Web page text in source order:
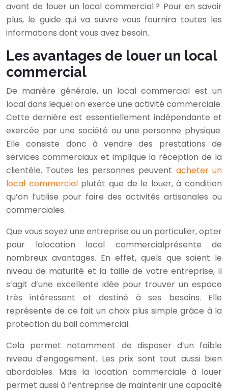
avant de louer un local commercial ? Pour en savoir
plus, le guide qui va suivre vous fournira toutes les
informations dont vous avez besoin.
Les avantages de louer un local
commercial
De manière générale, un local commercial est un
local dans lequel on exerce une activité commerciale.
Cette dernière est essentiellement indépendante et
exercée par une société ou une personne physique.
Elle consiste donc à vendre des prestations de
services commerciaux et implique la réception de la
clientèle. Toutes les personnes peuvent acheter un
local commercialplutôt que de le louer, à condition
qu’on l’utilise pour faire des activités artisanales ou
commerciales.
Que vous soyez une entreprise ou un particulier, opter
pour lalocation local commercialprésente de
nombreux avantages. En effet, quels que soient le
niveau de maturité et la taille de votre entreprise, il
s’agit d’une excellente idée pour trouver un espace
très intéressant et destiné à ses besoins. Elle
représente de ce fait un choix plus simple grâce à la
protection du bail commercial.
Cela permet notamment de disposer d’un faible
niveau d’engagement. Les prix sont tout aussi bien
abordables. Mais la location commerciale à louer
permet aussi à l’entreprise de maintenir une capacité